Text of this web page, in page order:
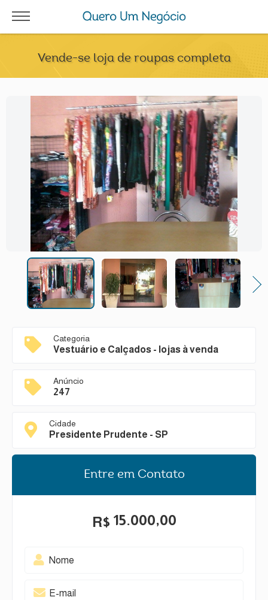
Vende-se loja de roupas completa
Next
Categoria
Vestuário e Calçados - lojas à venda
Anúncio
247
Cidade
Presidente Prudente - SP
Entre em Contato
R$ 15.000,00